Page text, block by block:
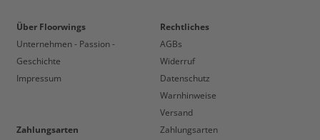
Über Floorwings
Unternehmen - Passion -
Geschichte
Impressum
Zahlungsarten
Rechtliches
AGBs
Widerruf
Datenschutz
Warnhinweise
Versand
Zahlungsarten